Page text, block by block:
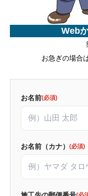
Web
お急ぎの場合
お名前(必須)
お名前（カナ） (必須)